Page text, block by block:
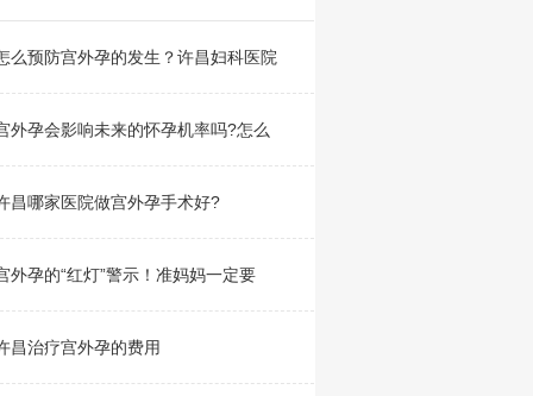
么预防宫外孕的发生？许昌妇科医院
外孕会影响未来的怀孕机率吗?怎么
昌哪家医院做宫外孕手术好?
外孕的“红灯”警示！准妈妈一定要
昌治疗宫外孕的费用